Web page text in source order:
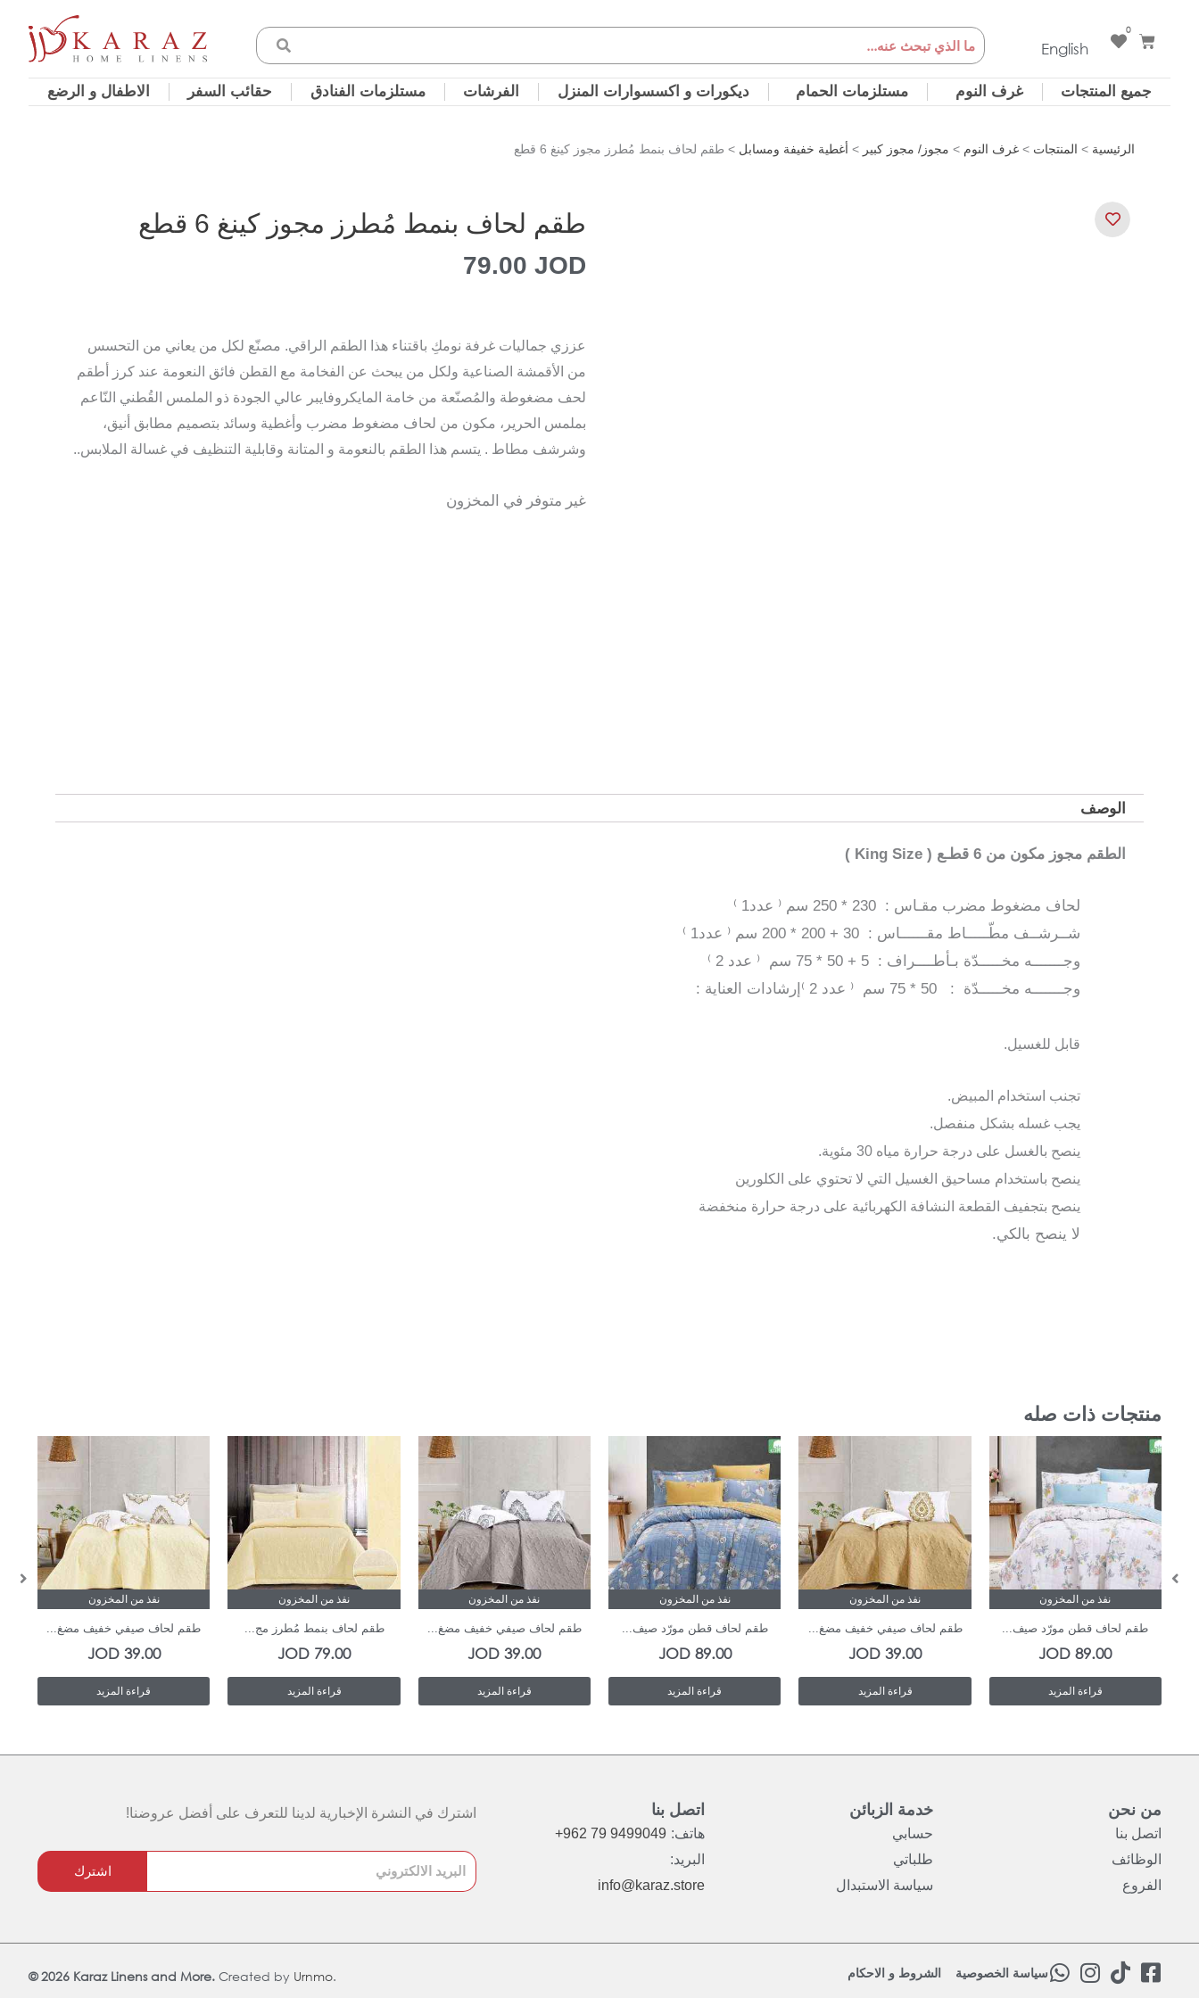
Search English
0
Cart
جميع المنتجات غرف النوم مستلزمات الحمام ديكورات و اكسسوارات المنزل الفرشات مستلزمات الفنادق حقائب السفر الاطفال و الرضع
الرئيسية > المنتجات > غرف النوم > مجوز/ مجوز كبير > أغطية خفيفة ومسابل > طقم لحاف بنمط مُطرز مجوز كينغ 6 قطع
طقم لحاف بنمط مُطرز مجوز كينغ 6 قطع
79.00JOD
عززي جماليات غرفة نومكِ باقتناء هذا الطقم الراقي. مصنّع لكل من يعاني من التحسس
من الأقمشة الصناعية ولكل من يبحث عن الفخامة مع القطن فائق النعومة عند كرز أطقم
لحف مضغوطة والمُصنّعة من خامة المايكروفايبر عالي الجودة ذو الملمس القُطني النّاعم
بملمس الحرير ، مكون من لحاف مضغوط مضرب وأغطية وسائد بتصميم مطابق أنيق،
وشرشف مطاط . يتسم هذا الطقم بالنعومة و المتانة وقابلية التنظيف في غسالة الملابس..
غير متوفر في المخزون
الوصف
الطقم مجوز مكون من 6 قطـع ( King Size )
لحاف مضغوط مضرب مقـاس : 230 * 250 سم ⁽ عدد1 ⁾
شــرشــف مطّـــــاط مقــــــاس : 30 + 200 * 200 سم ⁽ عدد1 ⁾
وجـــــــه مخـــــدّة بـأطــــراف : 5 + 50 * 75 سم ⁽ عدد 2 ⁾
وجـــــــه مخـــــدّة : 50 * 75 سم ⁽ عدد 2 ⁾
إرشادات العناية :
قابل للغسيل.
تجنب استخدام المبيض.
يجب غسله بشكل منفصل.
ينصح بالغسل على درجة حرارة مياه 30 مئوية.
ينصح باستخدام مساحيق الغسيل التي لا تحتوي على الكلورين
ينصح بتجفيف القطعة النشافة الكهربائية على درجة حرارة منخفضة
لا ينصح بالكي.
منتجات ذات صله
نفذ من المخزون
طقم لحاف قطن مورّد صيف...
89.00
JOD
قراءة المزيد
نفذ من المخزون
طقم لحاف صيفي خفيف مضغ...
39.00
JOD
قراءة المزيد
نفذ من المخزون
طقم لحاف قطن مورّد صيف...
89.00
JOD
قراءة المزيد
نفذ من المخزون
طقم لحاف صيفي خفيف مضغ...
39.00
JOD
قراءة المزيد
نفذ من المخزون
طقم لحاف بنمط مُطرز مج...
79.00
JOD
قراءة المزيد
نفذ من المخزون
طقم لحاف صيفي خفيف مضغ...
39.00
JOD
قراءة المزيد
من نحن
اتصل بنا
الوظائف
الفروع
خدمة الزبائن
حسابي
طلباتي
سياسة الاستبدال
اتصل بنا
هاتف: +962 79 9499049
البريد:
info@karaz.store
اشترك في النشرة الإخبارية لدينا للتعرف على أفضل عروضنا!
اشترك
F
T
I
Wسياسة الخصوصية الشروط و الاحكام © 2026 Karaz Linens and More. Created by Urnmo.